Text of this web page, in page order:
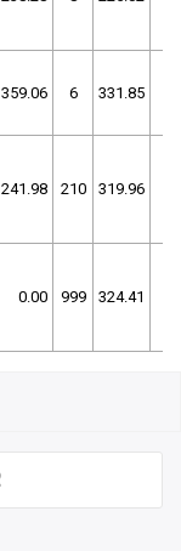
359.06 6 331.85
241.98 210 319.96
0.00 999 324.41